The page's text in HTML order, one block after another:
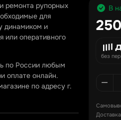
ремонта рупорных
для
динамиком и
или оперативного
по России любым
оплате онлайн.
по адресу г.
В
без